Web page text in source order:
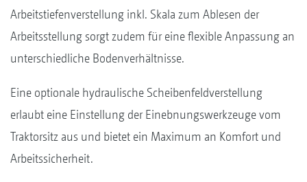
Arbeitstiefenverstellung inkl. Skala zum Ablesen der
Arbeitsstellung sorgt zudem für eine flexible Anpassung an
unterschiedliche Bodenverhältnisse.
Eine optionale hydraulische Scheibenfeldverstellung
erlaubt eine Einstellung der Einebnungswerkzeuge vom
Traktorsitz aus und bietet ein Maximum an Komfort und
Arbeitssicherheit.